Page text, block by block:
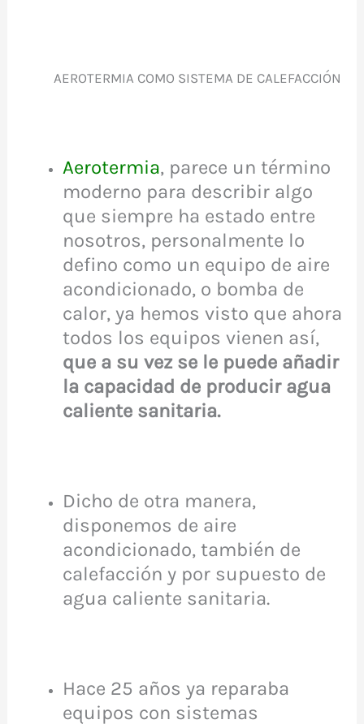
AEROTERMIA COMO SISTEMA DE CALEFACCIÓN
Aerotermia, parece un término
moderno para describir algo
que siempre ha estado entre
nosotros, personalmente lo
defino como un equipo de aire
acondicionado, o bomba de
calor, ya hemos visto que ahora
todos los equipos vienen así,
que a su vez se le puede añadir
la capacidad de producir agua
caliente sanitaria.
Dicho de otra manera,
disponemos de aire
acondicionado, también de
calefacción y por supuesto de
agua caliente sanitaria.
Hace 25 años ya reparaba
equipos con sistemas